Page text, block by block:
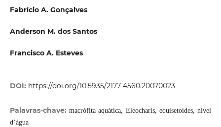
Fabrício A. Gonçalves
Anderson M. dos Santos
Francisco A. Esteves
DOI: https://doi.org/10.5935/2177-4560.20070023
Palavras-chave:macrófita aquática, Eleocharis, equisetoides, nível
d’água